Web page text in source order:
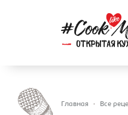
Главная • Все